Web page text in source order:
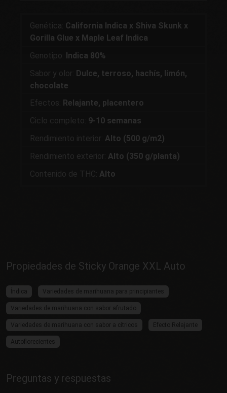
Genética: California Indica x Shiva Skunk x
Gorilla Glue x Maple Leaf Indica
Genotipo: Indica 80%
Sabor y olor: Dulce, terroso, hachís, limón,
chocolate
Efectos: Relajante, placentero
Ciclo completo: 9-10 semanas
Rendimiento interior: Alto (500 g/m2)
Rendimiento exterior: Alto (350 g/planta)
Contenido de THC: Alto
Propiedades de Sticky Orange XXL Auto
Índica Variedades de marihuana para principiantes
Variedades de marihuana con sabor afrutado
Variedades de marihuana con sabor a cítricos Efecto Relajante
Autoflorecientes
Preguntas y respuestas